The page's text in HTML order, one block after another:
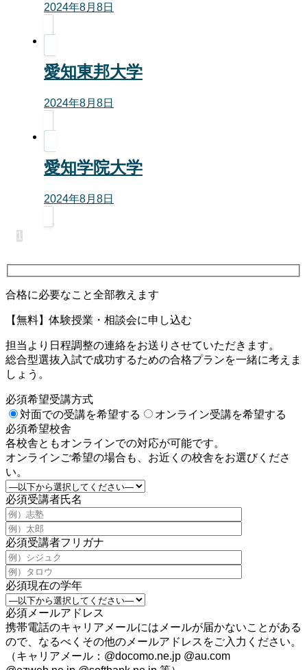
2024年8月8日
愛知東邦大学
2024年8月8日
愛知学院大学
2024年8月8日
1
合格に必要なこと全部教えます
【無料】体験授業・相談会に申し込む
担当より日程調整の連絡をお送りさせていただきます。
総合型選抜入試で成功するための合格プランを一緒に考えま
しょう。
必須希望受講方式
対面での受講を希望する
オンライン受講を希望する
必須希望校舎
各校舎ともオンラインでの対応が可能です。
オンラインご希望の場合も、お近くの校舎をお選びくださ
い。
必須受講者氏名
必須受講者フリガナ
必須現在の学年
必須 メールアドレス
携帯電話のキャリアメールにはメールが届かないことがある
ので、なるべくその他のメールアドレスをご入力ください。
（キャリアメール：@docomo.ne.jp @au.com